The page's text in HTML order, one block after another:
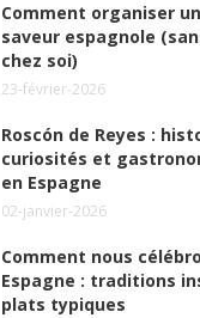
Comment organiser
saveur espagnole
chez soi)
23-février-2026
Roscón de Reyes :
curiosités et
en Espagne
02-janvier-2026
Comment nous
Espagne : traditions
plats typiques